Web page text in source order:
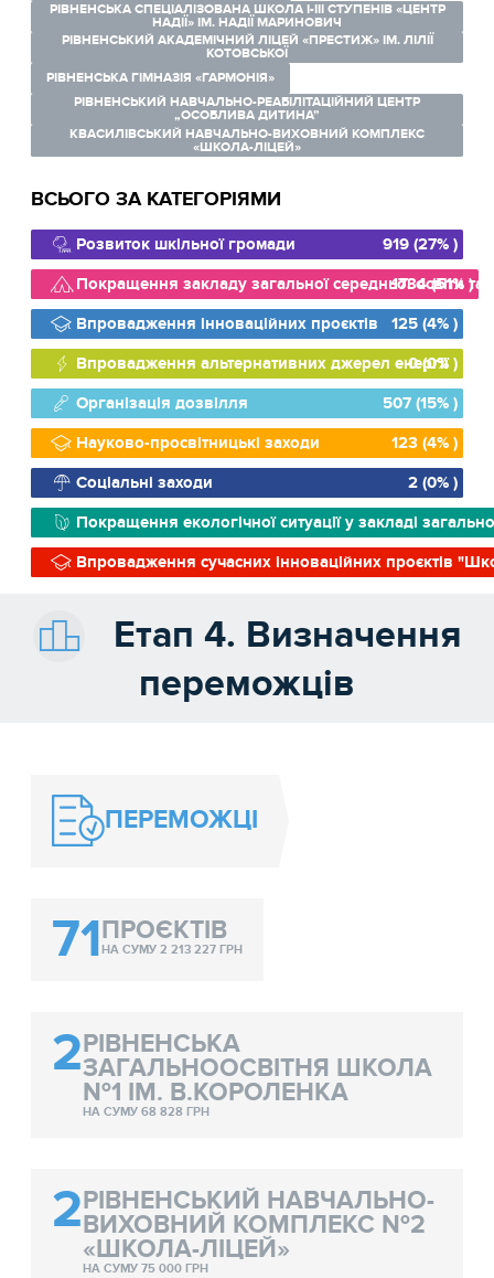
РІВНЕНСЬКА СПЕЦІАЛІЗОВАНА ШКОЛА І-ІІІ СТУПЕНІВ «ЦЕНТР
НАДІЇ» ІМ. НАДІЇ МАРИНОВИЧ
РІВНЕНСЬКИЙ АКАДЕМІЧНИЙ ЛІЦЕЙ «ПРЕСТИЖ» ІМ. ЛІЛІЇ
КОТОВСЬКОЇ
РІВНЕНСЬКА ГІМНАЗІЯ «ГАРМОНІЯ»
РІВНЕНСЬКИЙ НАВЧАЛЬНО-РЕАБІЛІТАЦІЙНИЙ ЦЕНТР
„ОСОБЛИВА ДИТИНА”
КВАСИЛІВСЬКИЙ НАВЧАЛЬНО-ВИХОВНИЙ КОМПЛЕКС
«ШКОЛА-ЛІЦЕЙ»
ВСЬОГО ЗА КАТЕГОРІЯМИ
Розвиток шкільної громади
919 (27% )
Покращення закладу загальної середньої освіти та
1734 (51% )
Впровадження інноваційних проєктів
125 (4% )
Впровадження альтернативних джерел енергії
0 (0% )
Організація дозвілля
507 (15% )
Науково-просвітницькі заходи
123 (4% )
Соціальні заходи
2 (0% )
Покращення екологічної ситуації у закладі
Впровадження сучасних інноваційних проєктів
Етап 4. Визначення
переможців
ПЕРЕМОЖЦІ
71ПРОЄКТІВ
НА СУМУ 2 213 227 ГРН
2РІВНЕНСЬКА
ЗАГАЛЬНООСВІТНЯ ШКОЛА
№1 ІМ. В.КОРОЛЕНКА
НА СУМУ 68 828 ГРН
2РІВНЕНСЬКИЙ НАВЧАЛЬНО-
ВИХОВНИЙ КОМПЛЕКС №2
«ШКОЛА-ЛІЦЕЙ»
НА СУМУ 75 000 ГРН